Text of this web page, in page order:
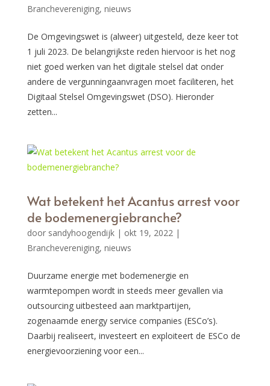
Branchevereniging, nieuws
De Omgevingswet is (alweer) uitgesteld, deze keer tot
1 juli 2023. De belangrijkste reden hiervoor is het nog
niet goed werken van het digitale stelsel dat onder
andere de vergunningaanvragen moet faciliteren, het
Digitaal Stelsel Omgevingswet (DSO). Hieronder
zetten...
Wat betekent het Acantus arrest voor
de bodemenergiebranche?
door sandyhoogendijk| okt 19, 2022 |
Branchevereniging, nieuws
Duurzame energie met bodemenergie en
warmtepompen wordt in steeds meer gevallen via
outsourcing uitbesteed aan marktpartijen,
zogenaamde energy service companies (ESCo’s).
Daarbij realiseert, investeert en exploiteert de ESCo de
energievoorziening voor een...